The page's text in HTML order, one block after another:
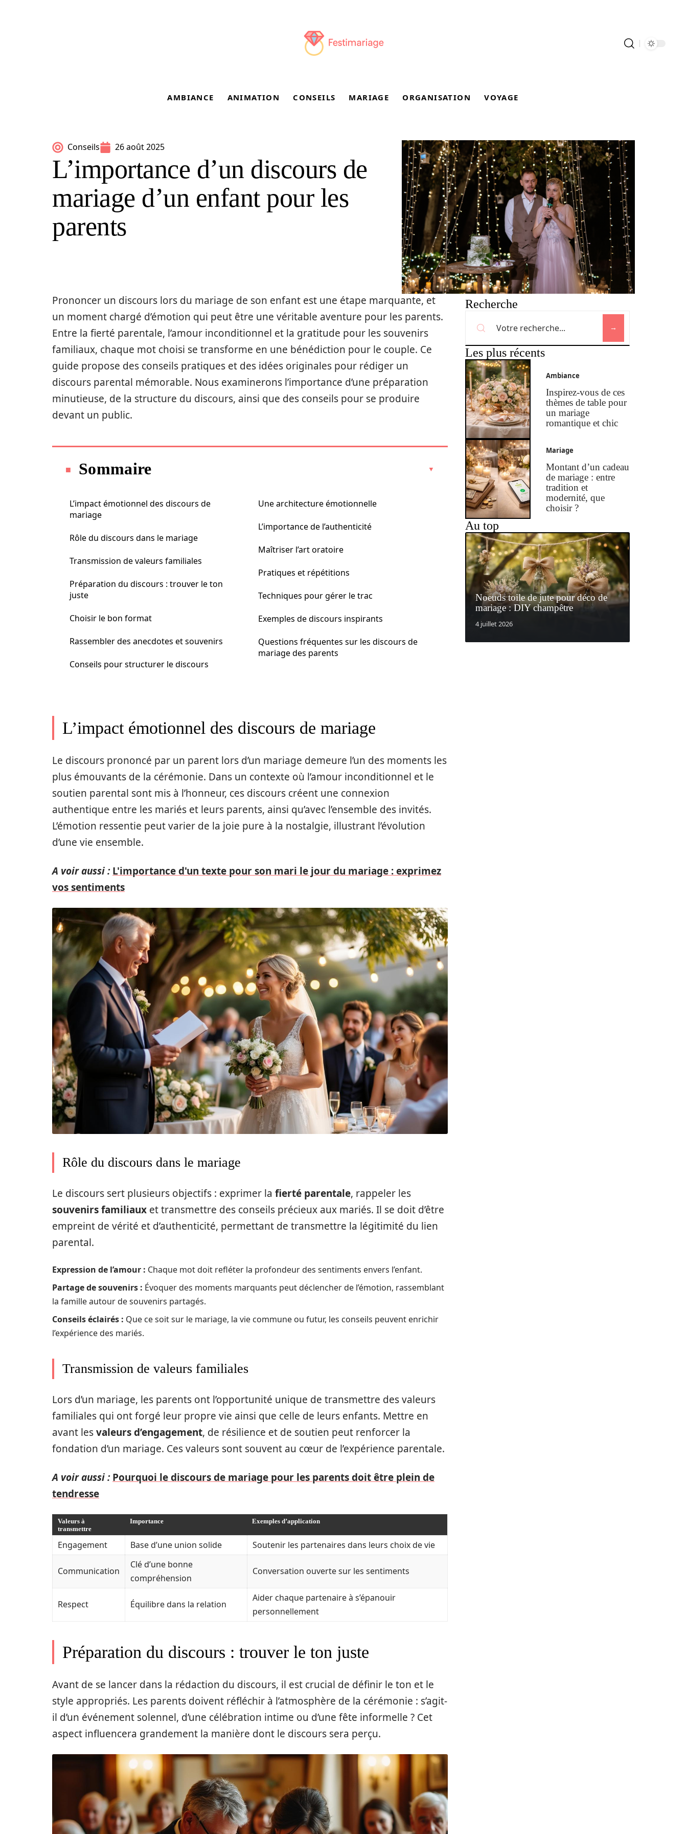
AMBIANCE ANIMATION CONSEILS MARIAGE ORGANISATION VOYAGE
Conseils 26 août 2025
L’importance d’un discours de
mariage d’un enfant pour les
parents
Prononcer un discours lors du mariage de son enfant est une étape marquante, et
un moment chargé d’émotion qui peut être une véritable aventure pour les parents.
Entre la fierté parentale, l’amour inconditionnel et la gratitude pour les souvenirs
familiaux, chaque mot choisi se transforme en une bénédiction pour le couple. Ce
guide propose des conseils pratiques et des idées originales pour rédiger un
discours parental mémorable. Nous examinerons l’importance d’une préparation
minutieuse, de la structure du discours, ainsi que des conseils pour se produire
devant un public.
Sommaire
L’impact émotionnel des discours de
mariage
Rôle du discours dans le mariage
Transmission de valeurs familiales
Préparation du discours : trouver le ton
juste
Choisir le bon format
Rassembler des anecdotes et souvenirs
Conseils pour structurer le discours
Une architecture émotionnelle
L’importance de l’authenticité
Maîtriser l’art oratoire
Pratiques et répétitions
Techniques pour gérer le trac
Exemples de discours inspirants
Questions fréquentes sur les discours de
mariage des parents
L’impact émotionnel des discours de mariage
Le discours prononcé par un parent lors d’un mariage demeure l’un des moments les
plus émouvants de la cérémonie. Dans un contexte où l’amour inconditionnel et le
soutien parental sont mis à l’honneur, ces discours créent une connexion
authentique entre les mariés et leurs parents, ainsi qu’avec l’ensemble des invités.
L’émotion ressentie peut varier de la joie pure à la nostalgie, illustrant l’évolution
d’une vie ensemble.
A voir aussi : L'importance d'un texte pour son mari le jour du mariage : exprimez
vos sentiments
Rôle du discours dans le mariage
Le discours sert plusieurs objectifs : exprimer la fierté parentale, rappeler les
souvenirs familiaux et transmettre des conseils précieux aux mariés. Il se doit d’être
empreint de vérité et d’authenticité, permettant de transmettre la légitimité du lien
parental.
Expression de l’amour : Chaque mot doit refléter la profondeur des sentiments envers l’enfant.
Partage de souvenirs : Évoquer des moments marquants peut déclencher de l’émotion, rassemblant
la famille autour de souvenirs partagés.
Conseils éclairés : Que ce soit sur le mariage, la vie commune ou futur, les conseils peuvent enrichir
l’expérience des mariés.
Transmission de valeurs familiales
Lors d’un mariage, les parents ont l’opportunité unique de transmettre des valeurs
familiales qui ont forgé leur propre vie ainsi que celle de leurs enfants. Mettre en
avant lesvaleurs d’engagement, de résilience et de soutien peut renforcer la
fondation d’un mariage. Ces valeurs sont souvent au cœur de l’expérience parentale.
A voir aussi : Pourquoi le discours de mariage pour les parents doit être plein de
tendresse
Valeurs à
transmettre
Importance Exemples d’application
Engagement Base d’une union solide Soutenir les partenaires dans leurs choix de vie
Communication
Clé d’une bonne
compréhension
Conversation ouverte sur les sentiments
Respect Équilibre dans la relation
Aider chaque partenaire à s’épanouir
personnellement
Préparation du discours : trouver le ton juste
Avant de se lancer dans la rédaction du discours, il est crucial de définir le ton et le
style appropriés. Les parents doivent réfléchir à l’atmosphère de la cérémonie : s’agit-
il d’un événement solennel, d’une célébration intime ou d’une fête informelle ? Cet
aspect influencera grandement la manière dont le discours sera perçu.
Recherche
Les plus récents
Ambiance
Inspirez-vous de ces
thèmes de table pour
un mariage
romantique et chic
Mariage
Montant d’un cadeau
de mariage : entre
tradition et
modernité, que
choisir ?
Au top
Noeuds toile de jute pour déco de
mariage : DIY champêtre
4 juillet 2026